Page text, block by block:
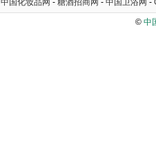
中国化妆品网 - 糖酒招商网 - 中国卫浴网 -
© 中